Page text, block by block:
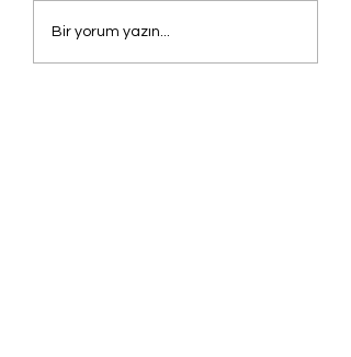
DUYGUSUDUR
SANAT
Bir yorum yazın...